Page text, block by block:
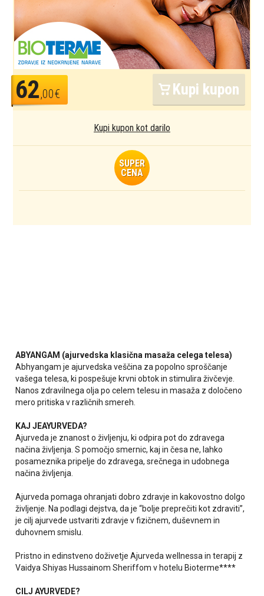
62,00€ Kupi kupon
Kupi kupon kot darilo
SUPER
CENA
ABYANGAM (ajurvedska klasična masaža celega telesa)
Abhyangam je ajurvedska veščina za popolno sproščanje
vašega telesa, ki pospešuje krvni obtok in stimulira živčevje.
Nanos zdravilnega olja po celem telesu in masaža z določeno
mero pritiska v različnih smereh.
KAJ JEAYURVEDA?
Ajurveda je znanost o življenju, ki odpira pot do zdravega
načina življenja. S pomočjo smernic, kaj in česa ne, lahko
posameznika pripelje do zdravega, srečnega in udobnega
načina življenja.
Ajurveda pomaga ohranjati dobro zdravje in kakovostno dolgo
življenje. Na podlagi dejstva, da je “bolje preprečiti kot zdraviti”,
je cilj ajurvede ustvariti zdravje v fizičnem, duševnem in
duhovnem smislu.
Pristno in edinstveno doživetje Ajurveda wellnessa in terapij z
Vaidya Shiyas Hussainom Sheriffom v hotelu Bioterme****
CILJ AYURVEDE?